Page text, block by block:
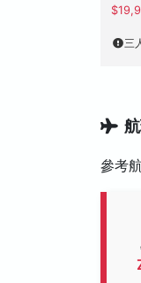
三
參考